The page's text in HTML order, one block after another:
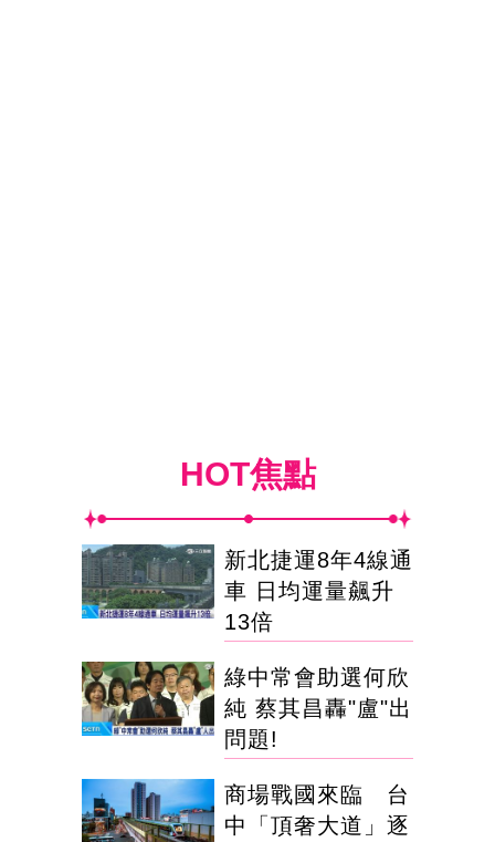
HOT焦點
新北捷運8年4線通
車 日均運量飆升
13倍
綠中常會助選何欣
純 蔡其昌轟"盧"出
問題!
商場戰國來臨 台
中「頂奢大道」逐